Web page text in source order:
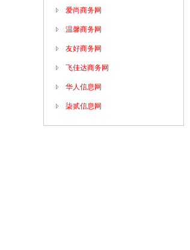
爱尚商务网
温馨商务网
友好商务网
飞佳达商务网
华人信息网
柒贰信息网